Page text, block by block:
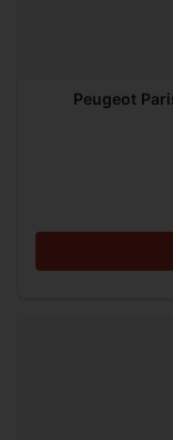
Peugeot